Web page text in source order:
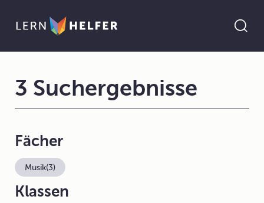
3 Suchergebnisse
Fächer
Musik(3)
Klassen